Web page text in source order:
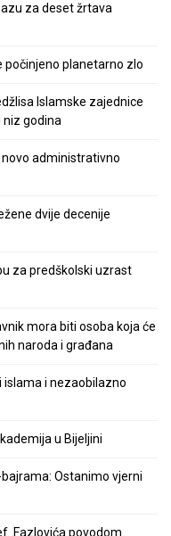
za deset žrtava
počinjeno planetarno zlo
Islamske zajednice
niz godina
administrativno
dvije decenije
za predškolski uzrast
mora biti osoba koja će
naroda i građana
islama i nezaobilazno
u Bijeljini
Ostanimo vjerni
Fazlovića povodom